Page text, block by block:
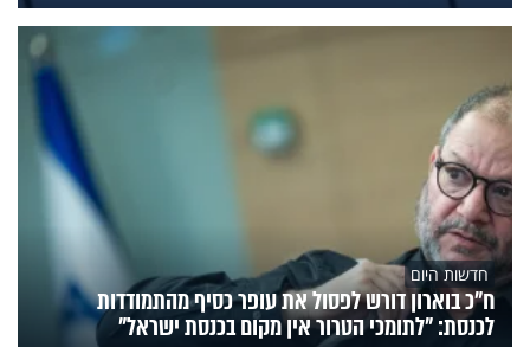
חדשות היום
ח״כ בוארון דורש לפסול את עופר כסיף מהתמודדות
לכנסת: "לתומכי הטרור אין מקום בכנסת ישראל"